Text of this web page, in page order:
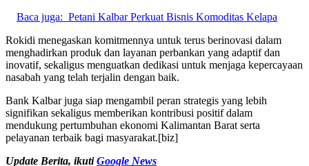
Baca juga: Petani Kalbar Perkuat Bisnis Komoditas Kelapa
Rokidi menegaskan komitmennya untuk terus berinovasi dalam
menghadirkan produk dan layanan perbankan yang adaptif dan
inovatif, sekaligus menguatkan dedikasi untuk menjaga kepercayaan
nasabah yang telah terjalin dengan baik.
Bank Kalbar juga siap mengambil peran strategis yang lebih
signifikan sekaligus memberikan kontribusi positif dalam
mendukung pertumbuhan ekonomi Kalimantan Barat serta
pelayanan terbaik bagi masyarakat.[biz]
Update Berita, ikutiGoogle News